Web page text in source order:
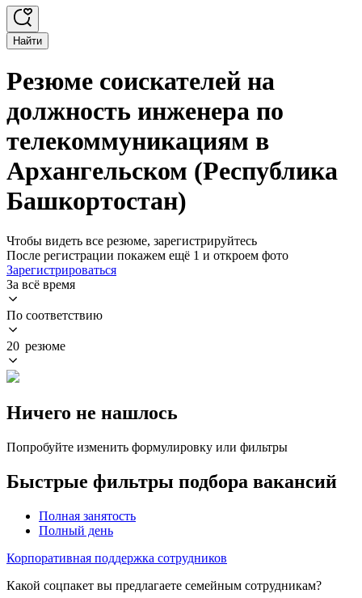
Найти
Резюме соискателей на
должность инженера по
телекоммуникациям в
Архангельском (Республика
Башкортостан)
Чтобы видеть все резюме, зарегистрируйтесь
После регистрации покажем ещё 1 и откроем фото
Зарегистрироваться
За всё время
По соответствию
20 резюме
Ничего не нашлось
Попробуйте изменить формулировку или фильтры
Быстрые фильтры подбора вакансий
Полная занятость
Полный день
Корпоративная поддержка сотрудников
Какой соцпакет вы предлагаете семейным сотрудникам?